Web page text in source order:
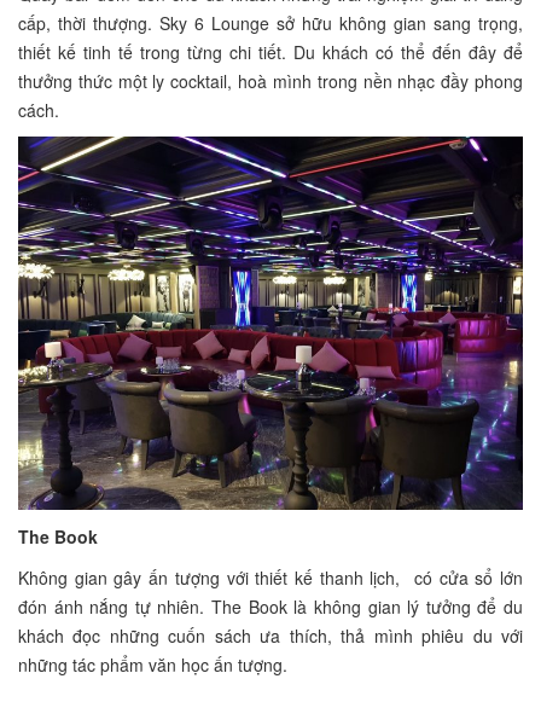
cấp, thời thượng. Sky 6 Lounge sở hữu không gian sang trọng,
thiết kế tinh tế trong từng chi tiết. Du khách có thể đến đây để
thưởng thức một ly cocktail, hoà mình trong nền nhạc đầy phong
cách.
The Book
Không gian gây ấn tượng với thiết kế thanh lịch, có cửa sổ lớn
đón ánh nắng tự nhiên. The Book là không gian lý tưởng để du
khách đọc những cuốn sách ưa thích, thả mình phiêu du với
những tác phẩm văn học ấn tượng.